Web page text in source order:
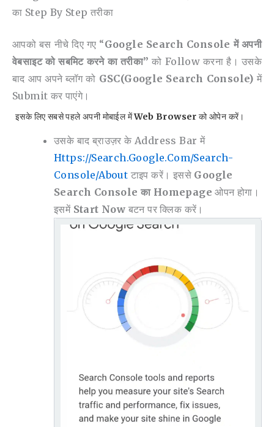
का Step By Step तरीका
आपको बस नीचे दिए गए “Google Search Console में अपनी
वेबसाइट को सबमिट करने का तरीका”को Follow करना है। उसके
बाद आप अपने ब्लॉग को GSC(Google Search Console) में
Submit कर पाएंगे।
इसके लिए सबसे पहले अपनी मोबाईल मेंWeb Browser को ओपेन करें।
उसके बाद ब्राउज़र के Address Bar में
Https://search.google.com/search-
Console/about टाइप करें। इससे Google
Search Console का Homepage ओपन होगा।
इसमें Start Now बटन पर क्लिक करें।